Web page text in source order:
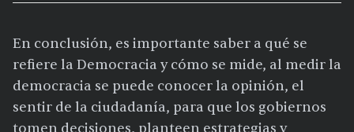
En conclusión, es importante saber a qué se
refiere la Democracia y cómo se mide, al medir la
democracia se puede conocer la opinión, el
sentir de la ciudadanía, para que los gobiernos
tomen decisiones, planteen estrategias y